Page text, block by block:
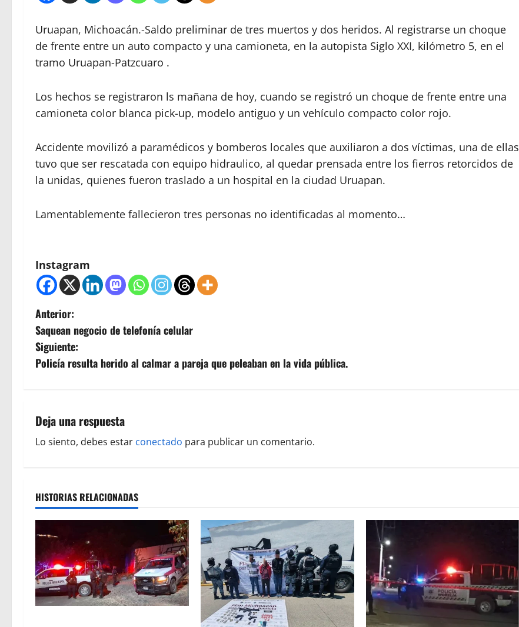
Uruapan, Michoacán.-Saldo preliminar de tres muertos y dos heridos. Al registrarse un choque
de frente entre un auto compacto y una camioneta, en la autopista Siglo XXI, kilómetro 5, en el
tramo Uruapan-Patzcuaro .
Los hechos se registraron ls mañana de hoy, cuando se registró un choque de frente entre una
camioneta color blanca pick-up, modelo antiguo y un vehículo compacto color rojo.
Accidente movilizó a paramédicos y bomberos locales que auxiliaron a dos víctimas, una de ellas
tuvo que ser rescatada con equipo hidraulico, al quedar prensada entre los fierros retorcidos de
la unidas, quienes fueron traslado a un hospital en la ciudad Uruapan.
Lamentablemente fallecieron tres personas no identificadas al momento…
Instagram
N
a
v
g
a
i
ó
n
d
e
e
Anterior:
Saquean negocio de telefonía celular
Siguiente:
Policía resulta herido al calmar a pareja que peleaban en la vida pública.
Deja una respuesta
Lo siento, debes estar conectado para publicar un comentario.
HISTORIAS RELACIONADAS